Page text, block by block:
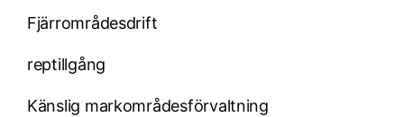
Fjärrområdesdrift
reptillgång
Känslig markområdesförvaltning